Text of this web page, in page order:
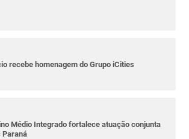
recebe homenagem do Grupo iCities
Médio Integrado fortalece atuação conjunta
Paraná